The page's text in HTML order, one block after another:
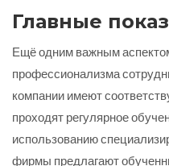
Главные
Ещё одним важным
профессионализма
компании имеют
проходят регулярное
использованию
фирмы предлагают